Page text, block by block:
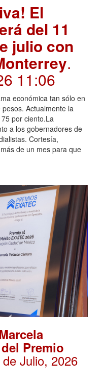
El
del 11
julio con
.
11:06
económica tan sólo en
Actualmente la
por ciento.La
a los gobernadores de
Cortesía,
de un mes para que
Premio
Julio, 2026